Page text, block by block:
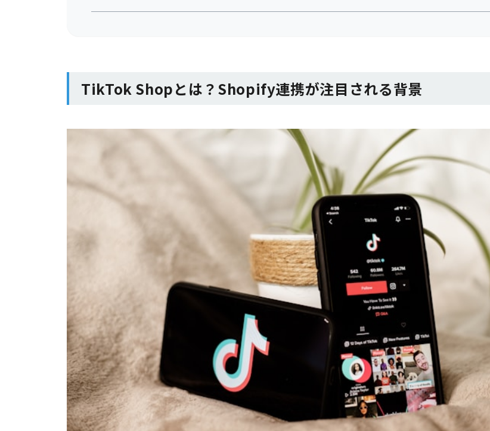
TikTok Shopとは？Shopify連携が注目される背景